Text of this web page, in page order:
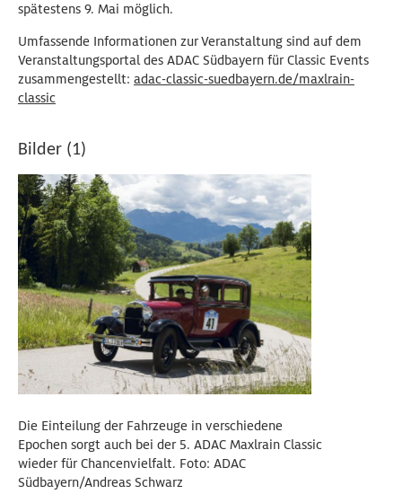
spätestens 9. Mai möglich.
Umfassende Informationen zur Veranstaltung sind auf dem
Veranstaltungsportal des ADAC Südbayern für Classic Events
zusammengestellt: adac-classic-suedbayern.de/maxlrain-
classic
Bilder (1)
Die Einteilung der Fahrzeuge in verschiedene
Epochen sorgt auch bei der 5. ADAC Maxlrain Classic
wieder für Chancenvielfalt. Foto: ADAC
Südbayern/Andreas Schwarz